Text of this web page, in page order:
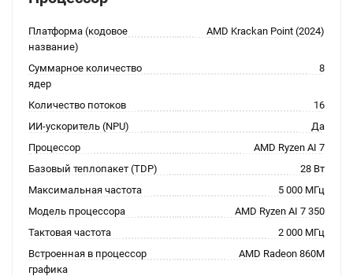
Платформа (кодовое
название)
AMD Krackan Point (2024)
Суммарное количество
ядер
8
Количество потоков
16
ИИ-ускоритель (NPU)
Да
Процессор
AMD Ryzen AI 7
Базовый теплопакет (TDP)
28 Вт
Максимальная частота
5 000 МГц
Модель процессора
AMD Ryzen AI 7 350
Тактовая частота
2 000 МГц
Встроенная в процессор
графика
AMD Radeon 860M